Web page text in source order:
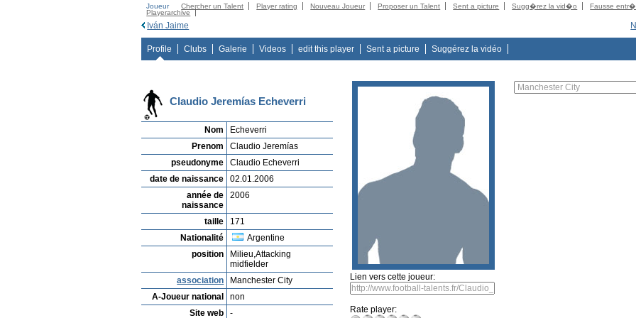
Joueur Chercher un Talent Player rating Nouveau Joueur Proposer un Talent Sent a picture Sugg�rez la vid�o
Fausse
Playerarchive
Iván Jaime
Profile Clubs Galerie Videos edit this player Sent a picture Suggérez la vidéo
Claudio Jeremías Echeverri
Nom
Echeverri
Prenom
Claudio Jeremías
pseudonyme
Claudio Echeverri
date de naissance
02.01.2006
année de
naissance
2006
taille
171
Nationalité
Argentine
position
Milieu,Attacking
midfielder
association
Manchester City
A-Joueur national
non
Site web
-
Lien vers cette joueur:
Rate player: